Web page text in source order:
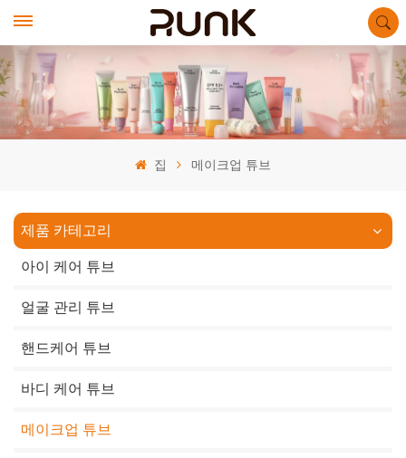
집 메이크업 튜브
제품 카테고리
아이 케어 튜브
얼굴 관리 튜브
핸드케어 튜브
바디 케어 튜브
메이크업 튜브